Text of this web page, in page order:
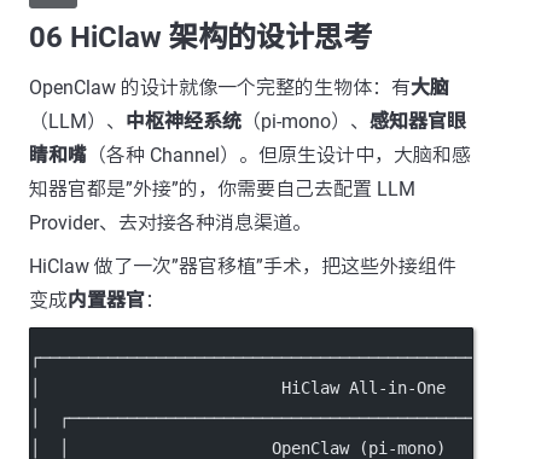
06 HiClaw 架构的设计思考
OpenClaw 的设计就像一个完整的生物体：有大脑
（LLM）、 中枢神经系统 （pi-mono）、 感知器官眼
睛和嘴 （各种 Channel）。但原生设计中，大脑和感
知器官都是”外接”的，你需要自己去配置 LLM
Provider、去对接各种消息渠道。
HiClaw 做了一次”器官移植”手术，把这些外接组件
变成内置器官：
│                         HiClaw All-in-One
│
│  │                     OpenClaw (pi-mono)